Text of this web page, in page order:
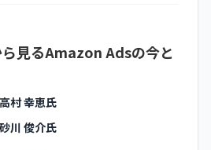
/クリエイターエージェン
見た、セラー運用のノウ
見るAmazon Adsの今と
村 幸恵氏
川 俊介氏